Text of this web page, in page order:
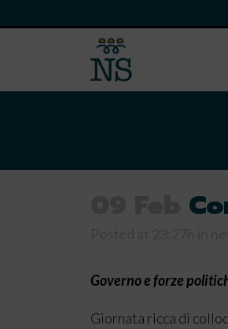
Governo e forze
Giornata ricca di